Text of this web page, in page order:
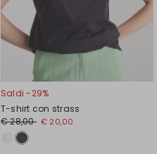
Saldi -29%
T-shirt con strass
€ 28,00 € 20,00